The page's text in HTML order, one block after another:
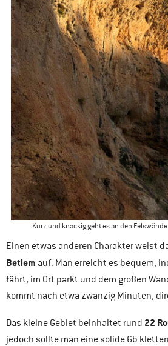
Kurz und knackig geht es an den
Einen etwas anderen Charakter weist
Betlem auf. Man erreicht es bequem,
fährt, im Ort parkt und dem großen
kommt nach etwa zwanzig Minuten,
Das kleine Gebiet beinhaltet rund 22
jedoch sollte man eine solide 6b